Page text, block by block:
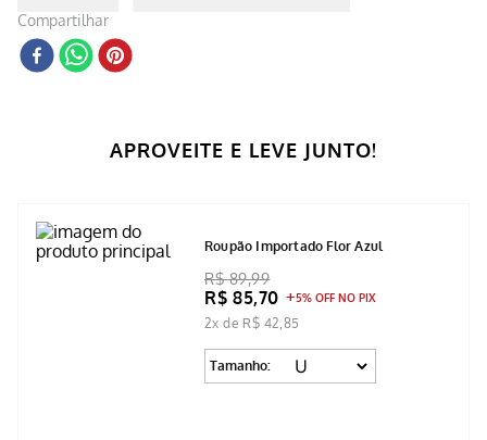
Compartilhar
APROVEITE E LEVE JUNTO!
Roupão Importado Flor Azul
R$ 89,99
R$ 85,70 5% OFF NO PIX
2x de R$ 42,85
Tamanho: